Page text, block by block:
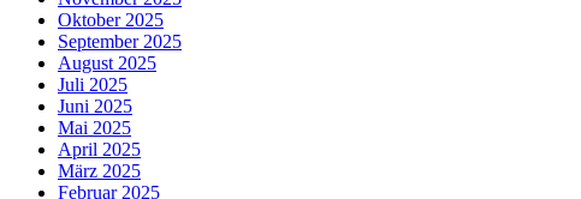
Oktober 2025
September 2025
August 2025
Juli 2025
Juni 2025
Mai 2025
April 2025
März 2025
Februar 2025